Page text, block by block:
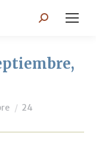
Search:
24